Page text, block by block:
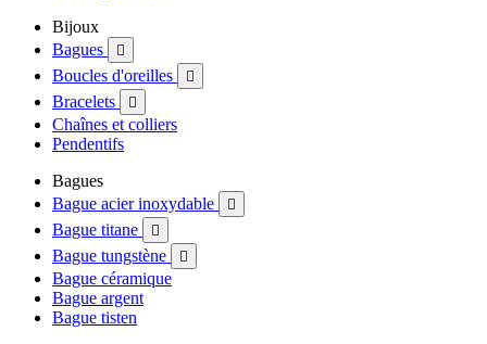
Bijoux
Bagues

Boucles d'oreilles 
Bracelets 
Chaînes et colliers
Pendentifs
Bagues
Bague acier inoxydable

Bague titane 
Bague tungstène 
Bague céramique
Bague argent
Bague tisten